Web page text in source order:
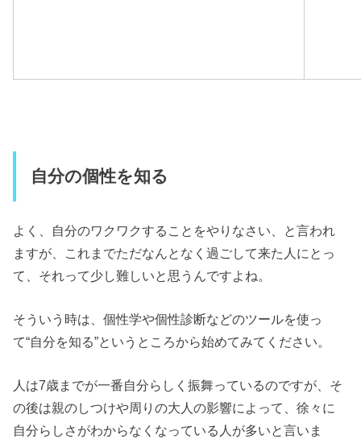
自分の個性を知る
よく、自分のワクワクすることをやりなさい、と言われ
ますが、これまでただなんとなく過ごして来た人にとっ
て、それって少し難しいと思うんですよね。
そういう時は、個性学や個性診断などのツールを使っ
て“自分を知る”というところから始めてみてください。
人は7歳までが一番自分らしく振舞っているのですが、そ
の後は親のしつけや周りの大人の影響によって、徐々に
自分らしさがわからなくなっている人が多いと言いま